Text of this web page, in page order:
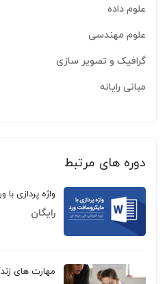
علوم داده
علوم مهندسی
گرافیک و تصویر سازی
مبانی رایانه
دوره های مرتبط
واژه پردازی با
رایگان
مهارت های